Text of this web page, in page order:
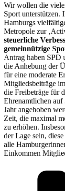
Wir wollen die
Sport unterstützen.
Hamburgs
Metropole zur
steuerliche
gemeinnützige
Antrag haben SPD
die Anhebung der
für eine moderate
Mitgliedsbeiträge
die Freibeträge für
Ehrenamtlichen
Jahr angehoben
Zeit, die maximal
zu erhöhen.
der Lage sein,
alle
Einkommen